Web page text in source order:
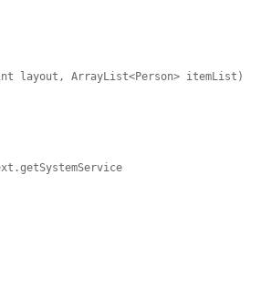
layout, ArrayList<Person> itemList)